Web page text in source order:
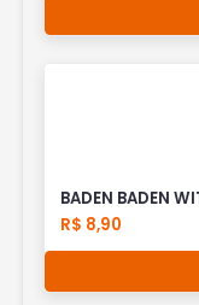
BADEN BADEN
R$ 8,90